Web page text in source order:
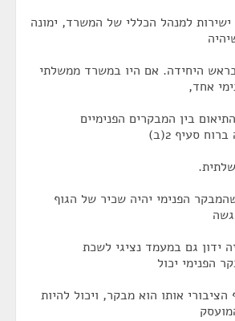
למנהל הכללי של המשרד, ימונה
היחידה. אם היו במשרד ממשלתי
אחד,
בין המבקרים הפנימיים
סעיף 2(ב)
הפנימי יהיה שכיר של הגוף
ידון גם במעמד נציגי לשכת
הפנימי יכול
אותו הוא מבקר, ויכול להיות